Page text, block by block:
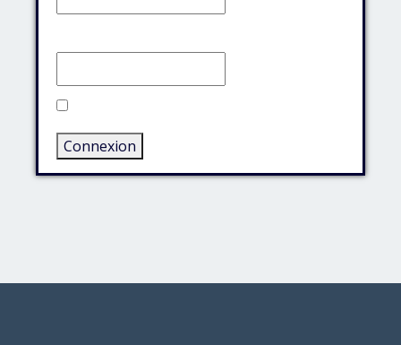
Connexion